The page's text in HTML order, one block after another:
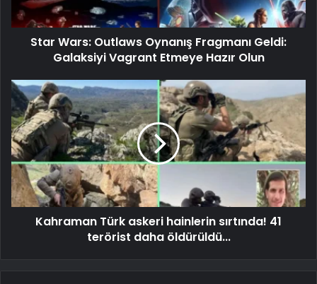
Star Wars: Outlaws Oynanış Fragmanı Geldi:
Galaksiyi Vagrant Etmeye Hazır Olun
Kahraman Türk askeri hainlerin sırtında! 41
terörist daha öldürüldü...